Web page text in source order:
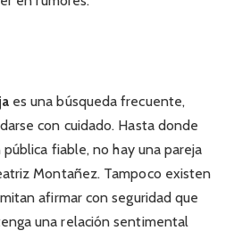
es una búsqueda frecuente,
con cuidado. Hasta donde
fiable, no hay una pareja
Montañez. Tampoco existen
afirmar con seguridad que
una relación sentimental